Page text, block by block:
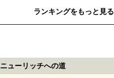
ランキングをもっと見る
ニューリッチへの道